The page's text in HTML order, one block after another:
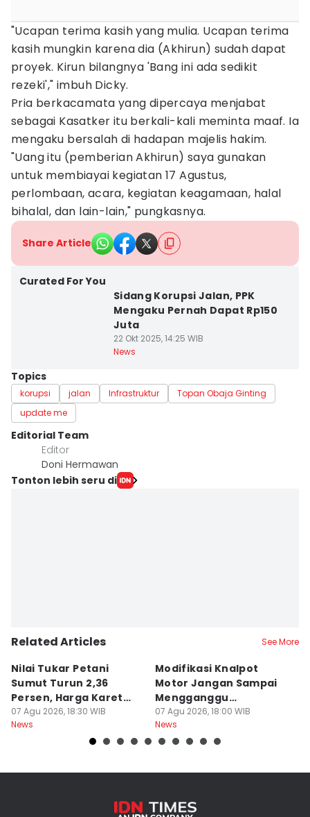
"Ucapan terima kasih yang mulia. Ucapan terima
kasih mungkin karena dia (Akhirun) sudah dapat
proyek. Kirun bilangnya 'Bang ini ada sedikit
rezeki'," imbuh Dicky.
Pria berkacamata yang dipercaya menjabat
sebagai Kasatker itu berkali-kali meminta maaf. Ia
mengaku bersalah di hadapan majelis hakim.
"Uang itu (pemberian Akhirun) saya gunakan
untuk membiayai kegiatan 17 Agustus,
perlombaan, acara, kegiatan keagamaan, halal
bihalal, dan lain-lain," pungkasnya.
Share Article
Curated For You
Sidang Korupsi Jalan, PPK
Mengaku Pernah Dapat Rp150
Juta
22 Okt 2025, 14:25 WIB
News
Topics
korupsi jalan Infrastruktur
Topan Obaja Ginting
update me
Editorial Team
Editor
Doni Hermawan
Tonton lebih seru di
Related Articles See More
Nilai Tukar Petani
Sumut Turun 2,36
Persen, Harga Karet
Jadi Pemicu Utama
07 Agu 2026, 18:30 WIB
News
Modifikasi Knalpot
Motor Jangan Sampai
Mengganggu
Pengendara Lain
07 Agu 2026, 18:00 WIB
News